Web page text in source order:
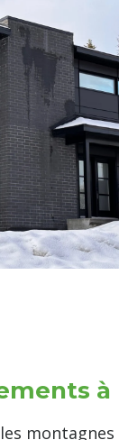
à